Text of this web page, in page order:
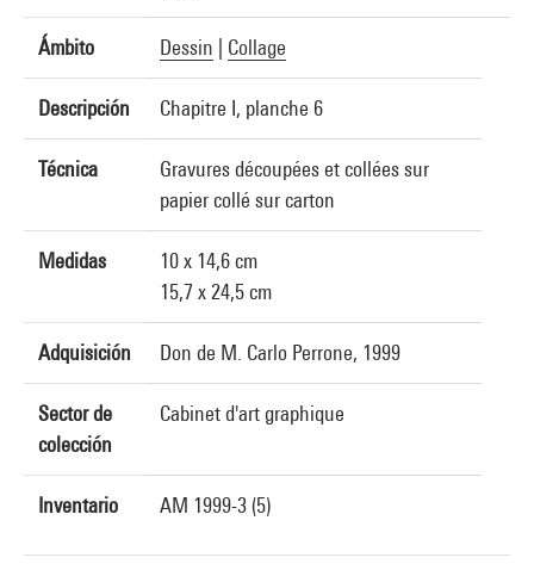
Ámbito Dessin Collage
Descripción Chapitre I, planche 6
Técnica
Gravures découpées et collées sur
papier collé sur carton
Medidas
10 x 14,6 cm
15,7 x 24,5 cm
Adquisición Don de M. Carlo Perrone, 1999
Sector de
colección
Cabinet d'art graphique
Inventario AM 1999-3 (5)